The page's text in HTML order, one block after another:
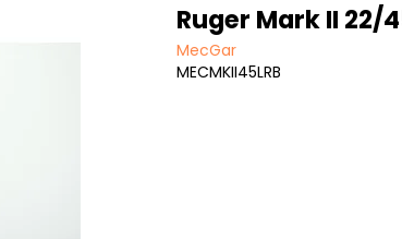
Ruger Mark II 22/
MecGar
MECMKII45LRB